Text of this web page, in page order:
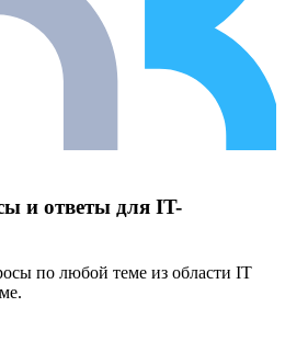
и ответы для IT-
по любой теме из области IT